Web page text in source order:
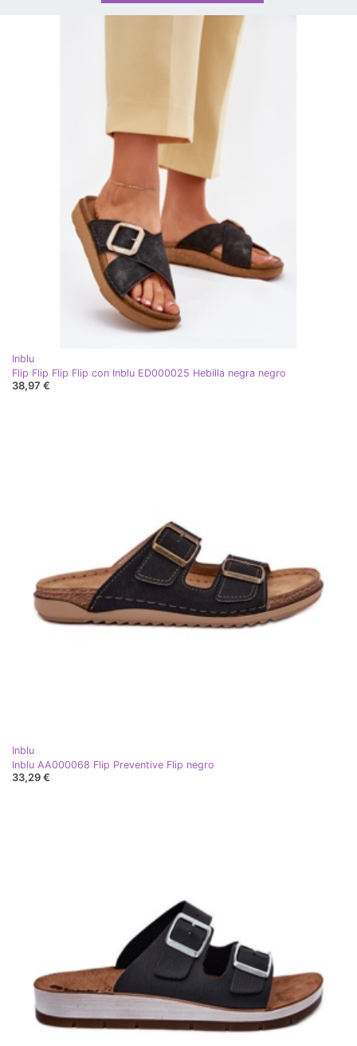
Inblu
Flip Flip Flip Flip con Inblu ED000025 Hebilla negra negro
38,97 €
Inblu
Inblu AA000068 Flip Preventive Flip negro
33,29 €